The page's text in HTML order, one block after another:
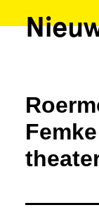
Film
Theater
Expo
Cursus